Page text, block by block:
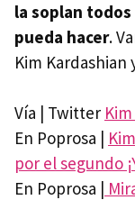
la soplan
pueda hacer.
Kim Kardashian
Vía | Twitter
En Poprosa |
por el segundo
En Poprosa |